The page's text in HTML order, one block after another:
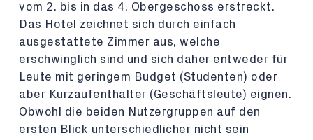
vom 2. bis in das 4. Obergeschoss erstreckt.
Das Hotel zeichnet sich durch einfach
ausgestattete Zimmer aus, welche
erschwinglich sind und sich daher entweder für
Leute mit geringem Budget (Studenten) oder
aber Kurzaufenthalter (Geschäftsleute) eignen.
Obwohl die beiden Nutzergruppen auf den
ersten Blick unterschiedlicher nicht sein